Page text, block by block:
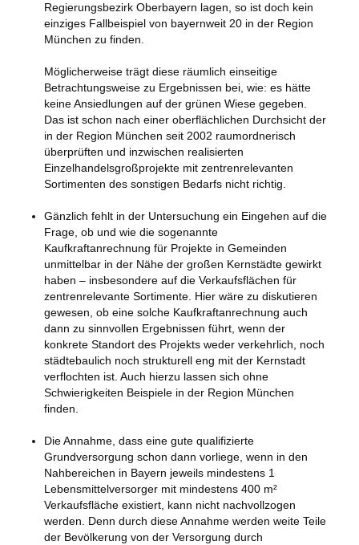
Regierungsbezirk Oberbayern lagen, so ist doch kein
einziges Fallbeispiel von bayernweit 20 in der Region
München zu finden.
Möglicherweise trägt diese räumlich einseitige
Betrachtungsweise zu Ergebnissen bei, wie: es hätte
keine Ansiedlungen auf der grünen Wiese gegeben.
Das ist schon nach einer oberflächlichen Durchsicht der
in der Region München seit 2002 raumordnerisch
überprüften und inzwischen realisierten
Einzelhandelsgroßprojekte mit zentrenrelevanten
Sortimenten des sonstigen Bedarfs nicht richtig.
Gänzlich fehlt in der Untersuchung ein Eingehen auf die
Frage, ob und wie die sogenannte
Kaufkraftanrechnung für Projekte in Gemeinden
unmittelbar in der Nähe der großen Kernstädte gewirkt
haben – insbesondere auf die Verkaufsflächen für
zentrenrelevante Sortimente. Hier wäre zu diskutieren
gewesen, ob eine solche Kaufkraftanrechnung auch
dann zu sinnvollen Ergebnissen führt, wenn der
konkrete Standort des Projekts weder verkehrlich, noch
städtebaulich noch strukturell eng mit der Kernstadt
verflochten ist. Auch hierzu lassen sich ohne
Schwierigkeiten Beispiele in der Region München
finden.
Die Annahme, dass eine gute qualifizierte
Grundversorgung schon dann vorliege, wenn in den
Nahbereichen in Bayern jeweils mindestens 1
Lebensmittelversorger mit mindestens 400 m²
Verkaufsfläche existiert, kann nicht nachvollzogen
werden. Denn durch diese Annahme werden weite Teile
der Bevölkerung von der Versorgung durch